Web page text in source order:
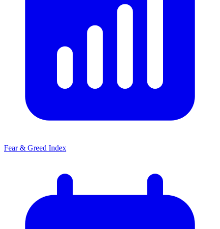
Fear & Greed Index